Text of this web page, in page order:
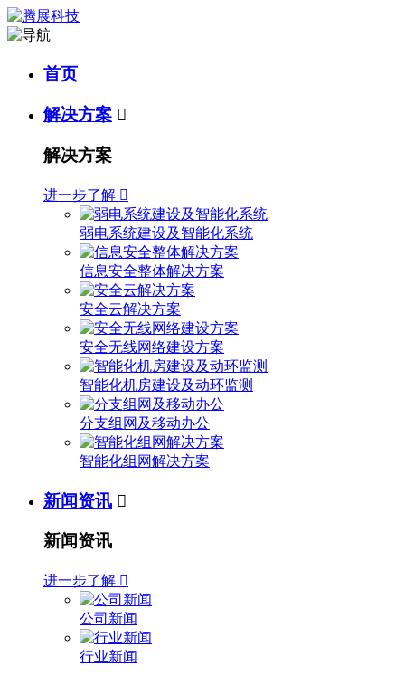
首页
解决方案 
解决方案
进一步了解 
弱电系统建设及智能化系统
信息安全整体解决方案
安全云解决方案
安全无线网络建设方案
智能化机房建设及动环监测
分支组网及移动办公
智能化组网解决方案
新闻资讯 
新闻资讯
进一步了解 
公司新闻
行业新闻